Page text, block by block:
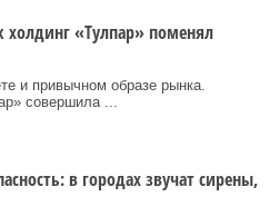
холдинг «Тулпар» поменял
и привычном образе рынка.
совершила ...
в городах звучат сирены,